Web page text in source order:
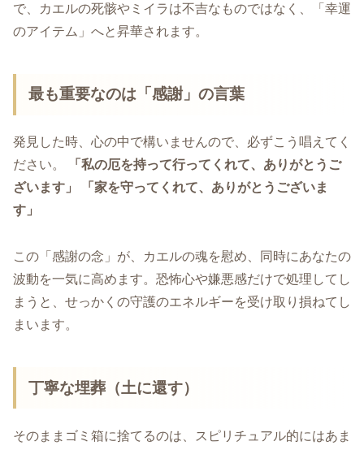
で、カエルの死骸やミイラは不吉なものではなく、「幸運
のアイテム」へと昇華されます。
最も重要なのは「感謝」の言葉
発見した時、心の中で構いませんので、必ずこう唱えてく
ださい。
「私の厄を持って行ってくれて、ありがとうご
ざいます」
「家を守ってくれて、ありがとうございま
す」
この「感謝の念」が、カエルの魂を慰め、同時にあなたの
波動を一気に高めます。恐怖心や嫌悪感だけで処理してし
まうと、せっかくの守護のエネルギーを受け取り損ねてし
まいます。
丁寧な埋葬（土に還す）
そのままゴミ箱に捨てるのは、スピリチュアル的にはあま